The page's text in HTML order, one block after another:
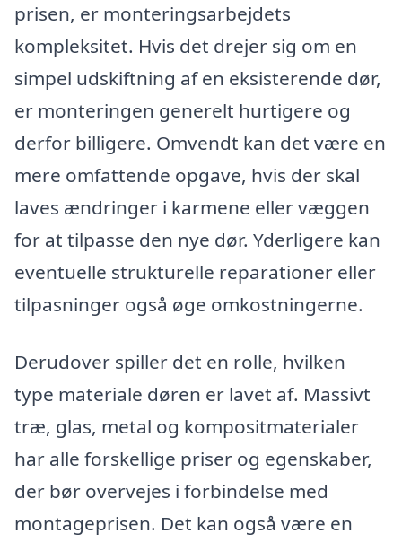
prisen, er monteringsarbejdets
kompleksitet. Hvis det drejer sig om en
simpel udskiftning af en eksisterende dør,
er monteringen generelt hurtigere og
derfor billigere. Omvendt kan det være en
mere omfattende opgave, hvis der skal
laves ændringer i karmene eller væggen
for at tilpasse den nye dør. Yderligere kan
eventuelle strukturelle reparationer eller
tilpasninger også øge omkostningerne.
Derudover spiller det en rolle, hvilken
type materiale døren er lavet af. Massivt
træ, glas, metal og kompositmaterialer
har alle forskellige priser og egenskaber,
der bør overvejes i forbindelse med
montageprisen. Det kan også være en